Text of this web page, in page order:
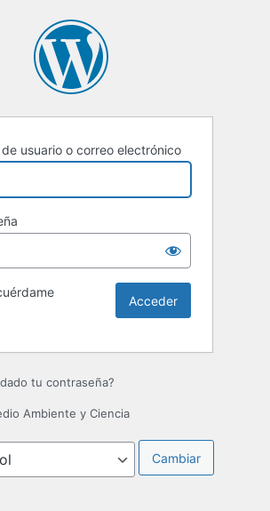
usuario o correo electrónico
tu contraseña?
Ambiente y Ciencia